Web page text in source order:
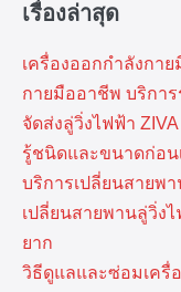
เรื่องล่าสุด
เครื่องออกกำลังกา
กายมืออาชีพ บริกา
จัดส่งลู่วิ่งไฟฟ้า
รู้ชนิดและขนาดก่อน
บริการเปลี่ยนสายพ
เปลี่ยนสายพานลู่วิ่งไ
ยาก
วิธีดูแลและซ่อมเครื่